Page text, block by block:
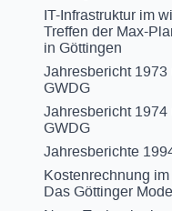
IT-Infrastruktur im
Treffen der Max-
in Göttingen
Jahresbericht
GWDG
Jahresbericht
GWDG
Jahresberichte
Kostenrechnung
Das Göttinger